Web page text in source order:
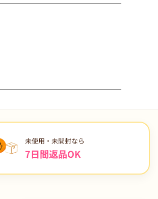
未使用・未開封なら
7日間返品OK